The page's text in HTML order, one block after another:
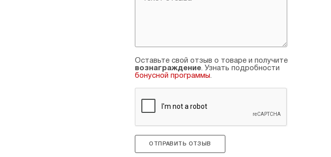
Оставьте свой отзыв о товаре и получите
вознаграждение. Узнать подробности
бонусной программы.
ОТПРАВИТЬ ОТЗЫВ